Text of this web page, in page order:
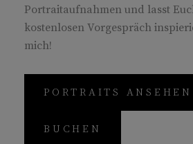
Portraitaufnahmen und lasst
kostenlosen Vorgespräch
mich!
PORTRAITS ANSEHEN
BUCHEN